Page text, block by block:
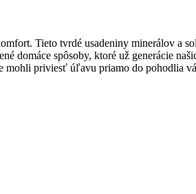
Tieto tvrdé usadeniny minerálov a
domáce spôsoby, ktoré už generácie
mohli priviesť úľavu priamo do pohodlia